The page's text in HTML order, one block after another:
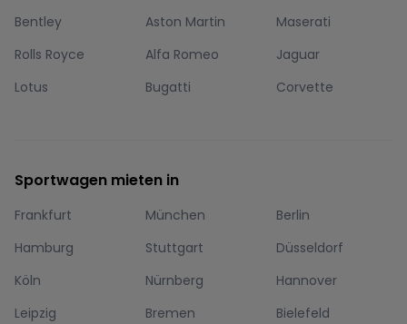
Bentley
Aston Martin
Maserati
Rolls Royce
Alfa Romeo
Jaguar
Lotus
Bugatti Corvette
Sportwagen mieten in
Frankfurt München
Berlin
Hamburg
Stuttgart
Düsseldorf
Köln
Nürnberg
Hannover
Leipzig
Bremen
Bielefeld